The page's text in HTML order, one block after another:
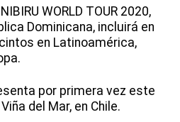
WORLD TOUR 2020,
Dominicana, incluirá en
en Latinoamérica,
por primera vez este
del Mar, en Chile.